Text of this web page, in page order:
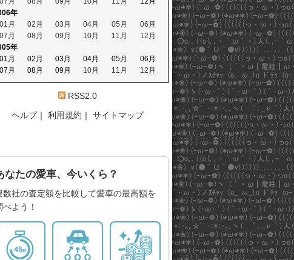
年
01月
02月 03月 04月 05月
06月
07月
08月 09月 10月 11月
12月
年
01月
02月 03月 04月 05月
06月
07月
08月 09月 10月 11月 12月
RSS2.0
ヘルプ｜ 利用規約 ｜ サイトマップ
なたの愛車、今いくら？
数社の査定額を比較して愛車の最高額を
べよう！